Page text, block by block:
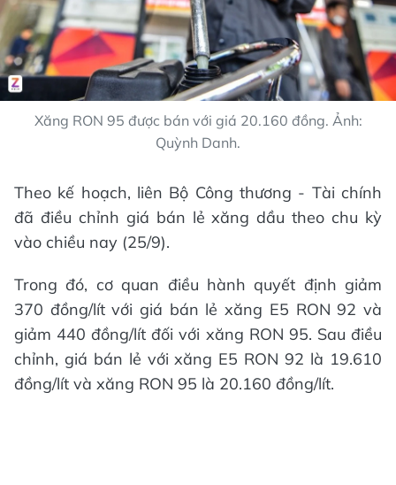
Xăng RON 95 được bán với giá 20.160 đồng. Ảnh:
Quỳnh Danh.
Theo kế hoạch, liên Bộ Công thương - Tài chính
đã điều chỉnh giá bán lẻ xăng dầu theo chu kỳ
vào chiều nay (25/9).
Trong đó, cơ quan điều hành quyết định giảm
370 đồng/lít với giá bán lẻ xăng E5 RON 92 và
giảm 440 đồng/lít đối với xăng RON 95. Sau điều
chỉnh, giá bán lẻ với xăng E5 RON 92 là 19.610
đồng/lít và xăng RON 95 là 20.160 đồng/lít.